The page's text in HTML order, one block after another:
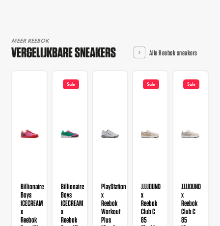
MEER REEBOK
VERGELIJKBARE SNEAKERS Alle Reebok sneakers
Billionaire
Boys
ICECREAM
x
Reebok
Sale
Billionaire
Boys
ICECREAM
x
Reebok
PlayStation
x
Reebok
Workout
Plus
Sale
JJJJOUND
x
Reebok
Club C
85
Sale
JJJJOUND
x
Reebok
Club C
85